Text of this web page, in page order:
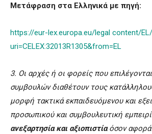
Μετάφραση στα Ελληνικά με πηγή:
https://eur-lex.europa.eu/legal content/
uri=CELEX:32013R1305&from=EL
3. Οι αρχές ή οι φορείς που
συμβουλών διαθέτουν τους
μορφή τακτικά εκπαιδευόμενου και
προσωπικού και συμβουλευτική
ανεξαρτησία και αξιοπιστίαόσον αφορά